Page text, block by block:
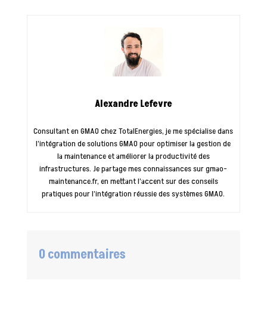
Alexandre Lefevre
Consultant en GMAO chez TotalEnergies, je me spécialise dans
l’intégration de solutions GMAO pour optimiser la gestion de
la maintenance et améliorer la productivité des
infrastructures. Je partage mes connaissances sur gmao-
maintenance.fr, en mettant l’accent sur des conseils
pratiques pour l’intégration réussie des systèmes GMAO.
0 commentaires